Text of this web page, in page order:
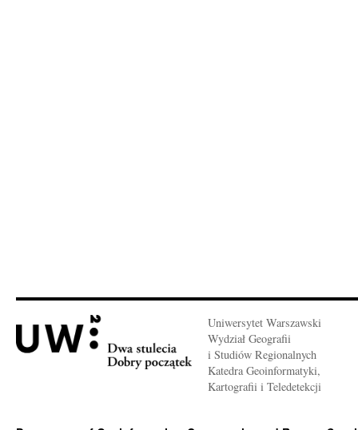
Uniwersytet Warszawski
Wydział Geografii
i Studiów Regionalnych
Katedra Geoinformatyki,
Kartografii i Teledetekcji